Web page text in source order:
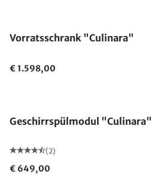
Vorratsschrank "Culinara"
€ 1.598,00
Geschirrspülmodul "Culinara"
(2)
€ 649,00